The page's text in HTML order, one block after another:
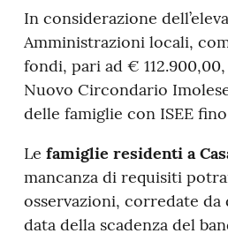
In considerazione
Amministrazioni locali,
fondi, pari ad €
Nuovo Circondario
delle famiglie con ISEE
Le famiglie residenti a
mancanza di requisiti
osservazioni, corredate
data della scadenza del